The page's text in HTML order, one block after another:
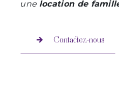
une location de
Contactez-nous